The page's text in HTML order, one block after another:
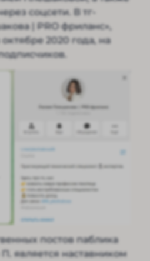
соцсети. В тг-
| PRO фриланс»,
2020 года, на
постов паблика
является наставником